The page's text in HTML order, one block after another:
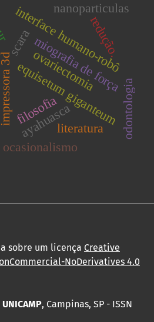
3d
scara
equisetum giganteum
ovariectomia
miografia de força
interface humano-robô
ayahuasca
redução.
ocasionalismo
odontologia
nanoparticulas
literatura
filosofia
sobre um licença Creative
NoDerivatives 4.0
, Campinas, SP - ISSN